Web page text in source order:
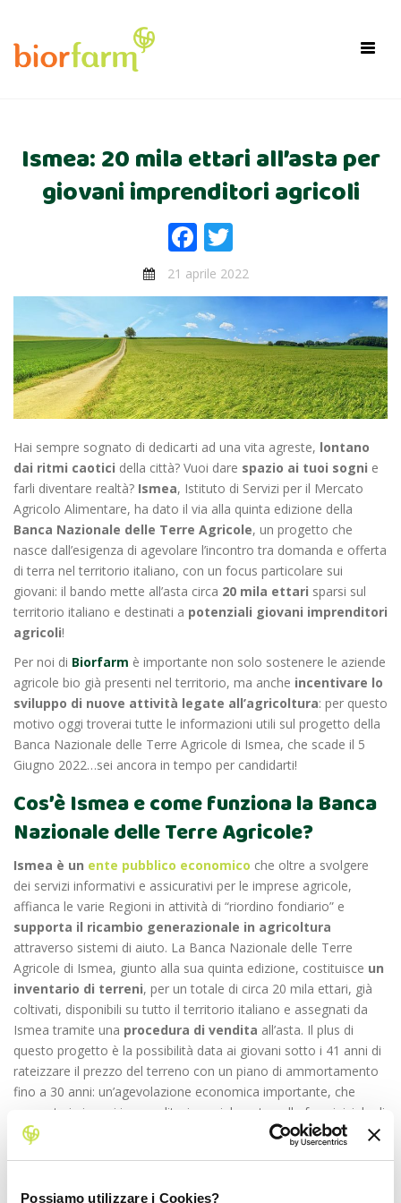
Possiamo utilizzare i Cookies?
Ismea: 20 mila ettari all’asta per
giovani imprenditori agricoli
Facebook
21 aprile 2022
Hai sempre sognato di dedicarti ad una vita agreste, lontano
dai ritmi caotici della città? Vuoi dare spazio ai tuoi sogni e
farli diventare realtà? Ismea, Istituto di Servizi per il Mercato
Agricolo Alimentare, ha dato il via alla quinta edizione della
Banca Nazionale delle Terre Agricole, un progetto che
nasce dall’esigenza di agevolare l’incontro tra domanda e offerta
di terra nel territorio italiano, con un focus particolare sui
giovani: il bando mette all’asta circa 20 mila ettari sparsi sul
territorio italiano e destinati a potenziali giovani imprenditori
agricoli!
Per noi di Biorfarm è importante non solo sostenere le aziende
agricole bio già presenti nel territorio, ma anche incentivare lo
sviluppo di nuove attività legate all’agricoltura: per questo
motivo oggi troverai tutte le informazioni utili sul progetto della
Banca Nazionale delle Terre Agricole di Ismea, che scade il 5
Giugno 2022…sei ancora in tempo per candidarti!
Cos’è Ismea e come funziona la Banca
Nazionale delle Terre Agricole?
Ismea è un ente pubblico economico che oltre a svolgere
dei servizi informativi e assicurativi per le imprese agricole,
affianca le varie Regioni in attività di “riordino fondiario” e
supporta il ricambio generazionale in agricoltura
attraverso sistemi di aiuto. La Banca Nazionale delle Terre
Agricole di Ismea, giunto alla sua quinta edizione, costituisce un
inventario di terreni, per un totale di circa 20 mila ettari, già
coltivati, disponibili su tutto il territorio italiano e assegnati da
Ismea tramite una procedura di vendita all’asta. Il plus di
questo progetto è la possibilità data ai giovani sotto i 41 anni di
rateizzare il prezzo del terreno con un piano di ammortamento
fino a 30 anni: un’agevolazione economica importante, che
supporta i giovani imprenditori specialmente nella fase iniziale di
avvio dell’attività.
Come